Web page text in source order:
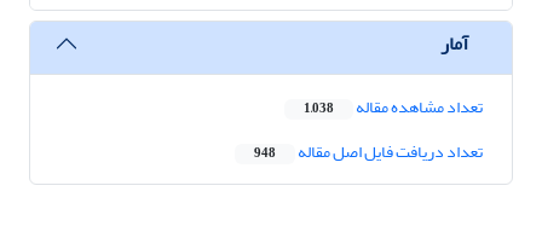
آمار
تعداد مشاهده مقاله 1,038
تعداد دریافت فایل اصل مقاله 948